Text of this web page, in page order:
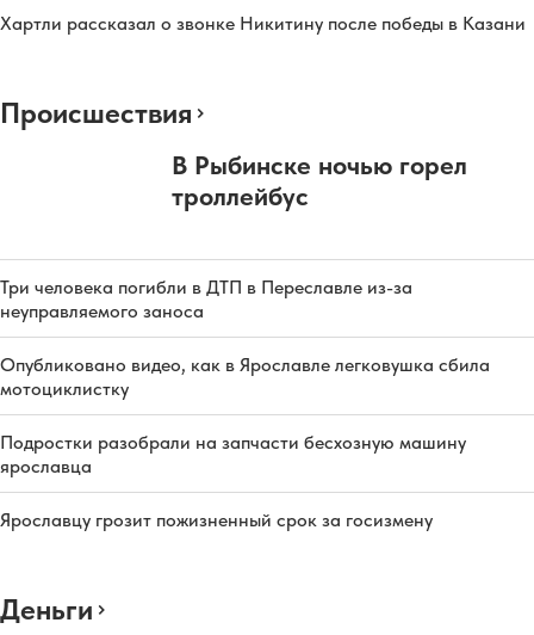
Хартли рассказал о звонке Никитину после победы в Казани
Происшествия
В Рыбинске ночью горел
троллейбус
Три человека погибли в ДТП в Переславле из-за
неуправляемого заноса
Опубликовано видео, как в Ярославле легковушка сбила
мотоциклистку
Подростки разобрали на запчасти бесхозную машину
ярославца
Ярославцу грозит пожизненный срок за госизмену
Деньги